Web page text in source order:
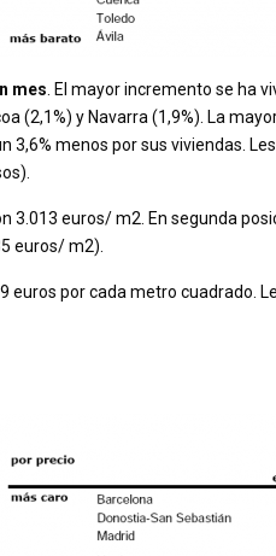
mes . El mayor incremento se ha
(2,1%) y Navarra (1,9%). La
menos por sus viviendas.
3.013 euros/ m2. En segunda
euros/ m2).
euros por cada metro cuadrado.